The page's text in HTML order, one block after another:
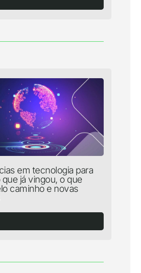
em tecnologia para
já vingou, o que
caminho e novas